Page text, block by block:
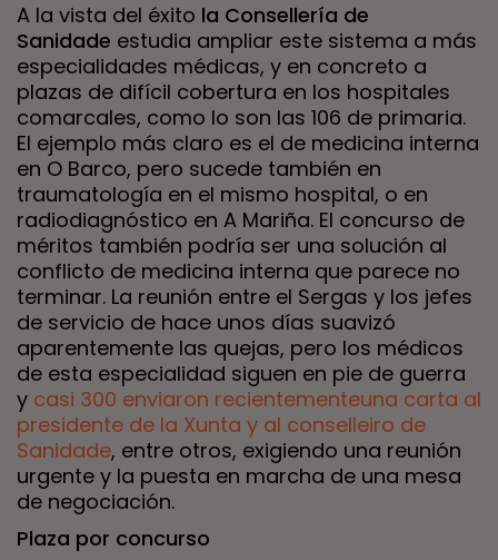
A la vista del éxito la Consellería de
Sanidade estudia ampliar este sistema a más
especialidades médicas, y en concreto a
plazas de difícil cobertura en los hospitales
comarcales, como lo son las 106 de primaria.
El ejemplo más claro es el de medicina interna
en O Barco, pero sucede también en
traumatología en el mismo hospital, o en
radiodiagnóstico en A Mariña. El concurso de
méritos también podría ser una solución al
conflicto de medicina interna que parece no
terminar. La reunión entre el Sergas y los jefes
de servicio de hace unos días suavizó
aparentemente las quejas, pero los médicos
de esta especialidad siguen en pie de guerra
y casi 300 enviaron recientementeuna carta al
presidente de la Xunta y al conselleiro de
Sanidade, entre otros, exigiendo una reunión
urgente y la puesta en marcha de una mesa
de negociación.
Plaza por concurso